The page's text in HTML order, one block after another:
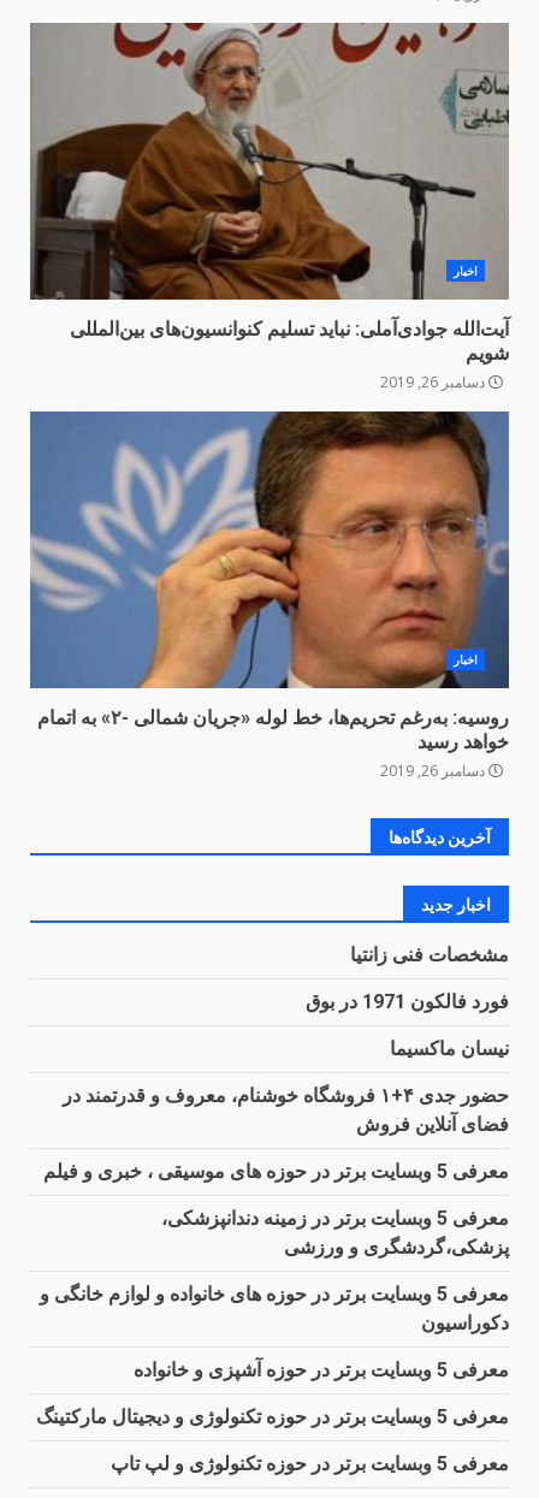
اخبار
آیت‌الله جوادی‌آملی: ‌نباید تسلیم کنوانسیون‌های بین‌المللی
شویم
دسامبر 26, 2019
اخبار
روسیه: به‌رغم تحریم‌ها، خط لوله «جریان شمالی -۲» به اتمام
خواهد رسید
دسامبر 26, 2019
آخرین دیدگاه‌ها
اخبار جدید
مشخصات فنی زانتیا
فورد فالکون 1971 در بوق
نیسان ماکسیما
حضور جدی ۴+۱ فروشگاه خوشنام، معروف و قدرتمند در
فضای آنلاین فروش
معرفی 5 وبسایت برتر در حوزه های موسیقی ، خبری و فیلم
معرفی 5 وبسایت برتر در زمینه دندانپزشکی،
پزشکی،گردشگری و ورزشی
معرفی 5 وبسایت برتر در حوزه های خانواده و لوازم خانگی و
دکوراسیون
معرفی 5 وبسایت برتر در حوزه آشپزی و خانواده
معرفی 5 وبسایت برتر در حوزه تکنولوژی و دیجیتال مارکتینگ
معرفی 5 وبسایت برتر در حوزه تکنولوژی و لپ تاپ